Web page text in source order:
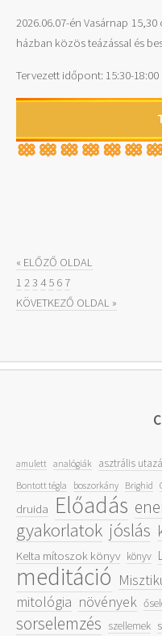
2026.06.07-én Vasárnap
házban közös teázással és
Tervezett időpont: 15:30-18:00
« ELŐZŐ OLDAL
1 23 4 5 6 7
KÖVETKEZŐ OLDAL »
amulett analógiák asztrális
Bontott tégla
boszorkány Brighid
druida Előadás
gyakorlatok jóslás
Kelta mítoszok könyv könyv
meditáció
mitológia növények
sorselemzés szellemek